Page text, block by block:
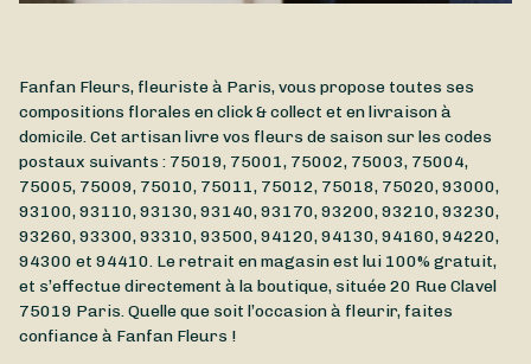
Fanfan Fleurs, fleuriste à Paris, vous propose toutes ses
compositions florales en click & collect et en livraison à
domicile. Cet artisan livre vos fleurs de saison sur les codes
postaux suivants : 75019, 75001, 75002, 75003, 75004,
75005, 75009, 75010, 75011, 75012, 75018, 75020, 93000,
93100, 93110, 93130, 93140, 93170, 93200, 93210, 93230,
93260, 93300, 93310, 93500, 94120, 94130, 94160, 94220,
94300 et 94410. Le retrait en magasin est lui 100% gratuit,
et s’effectue directement à la boutique, située20 Rue Clavel
75019 Paris. Quelle que soit l’occasion à fleurir, faites
confiance à Fanfan Fleurs !